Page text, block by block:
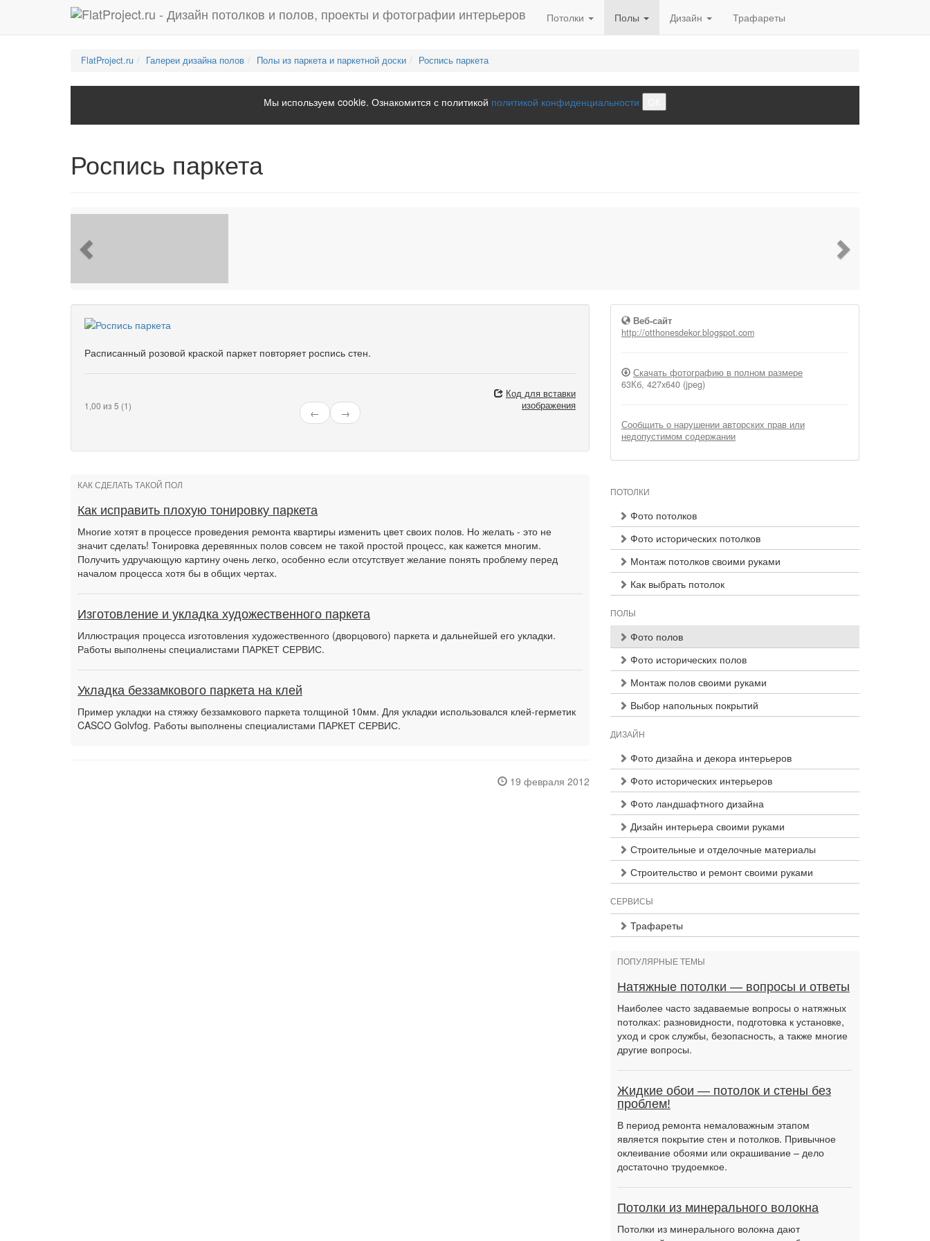
Потолки Полы Дизайн Трафареты
FlatProject.ru Галереи дизайна полов Полы из паркета и паркетной доски Роспись паркета
Мы используем cookie. Ознакомится с политикой политикой конфиденциальности
Роспись паркета
Расписанный розовой краской паркет повторяет роспись стен.
1,00 из 5 (1)
← →
Код для вставки
изображения
Веб-сайт
http://otthonesdekor.blogspot.com
Скачать фотографию в полном размере
63Кб, 427x640 (jpeg)
Сообщить о нарушении авторских прав или
недопустимом содержании
КАК СДЕЛАТЬ ТАКОЙ ПОЛ
Как исправить плохую тонировку паркета
Многие хотят в процессе проведения ремонта квартиры изменить цвет своих полов. Но желать - это не
значит сделать! Тонировка деревянных полов совсем не такой простой процесс, как кажется многим.
Получить удручающую картину очень легко, особенно если отсутствует желание понять проблему перед
началом процесса хотя бы в общих чертах.
Изготовление и укладка художественного паркета
Иллюстрация процесса изготовления художественного (дворцового) паркета и дальнейшей его укладки.
Работы выполнены специалистами ПАРКЕТ СЕРВИС.
Укладка беззамкового паркета на клей
Пример укладки на стяжку беззамкового паркета толщиной 10мм. Для укладки использовался клей-герметик
CASCO Golvfog. Работы выполнены специалистами ПАРКЕТ СЕРВИС.
19 февраля 2012
ПОТОЛКИ
Фото потолков
Фото исторических потолков
Монтаж потолков своими руками
Как выбрать потолок
ПОЛЫ
Фото полов
Фото исторических полов
Монтаж полов своими руками
Выбор напольных покрытий
ДИЗАЙН
Фото дизайна и декора интерьеров
Фото исторических интерьеров
Фото ландшафтного дизайна
Дизайн интерьера своими руками
Строительные и отделочные материалы
Строительство и ремонт своими руками
СЕРВИСЫ
Трафареты
ПОПУЛЯРНЫЕ ТЕМЫ
Натяжные потолки — вопросы и ответы
Наиболее часто задаваемые вопросы о натяжных
потолках: разновидности, подготовка к установке,
уход и срок службы, безопасность, а также многие
другие вопросы.
Жидкие обои — потолок и стены без
проблем!
В период ремонта немаловажным этапом
является покрытие стен и потолков. Привычное
оклеивание обоями или окрашивание – дело
достаточно трудоемкое.
Потолки из минерального волокна
Потолки из минерального волокна дают